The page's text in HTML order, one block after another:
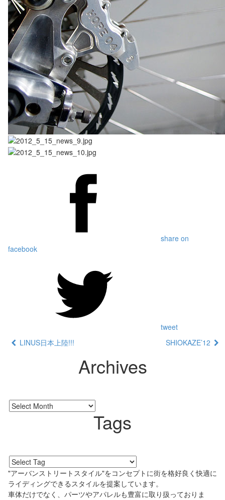
share on
facebook
tweet
LINUS日本上陸!!!
SHIOKAZE’12
Archives
Tags
"アーバンストリートスタイル"をコンセプトに街を格好良く快適に
ライディングできるスタイルを提案しています。
車体だけでなく、パーツやアパレルも豊富に取り扱っておりま